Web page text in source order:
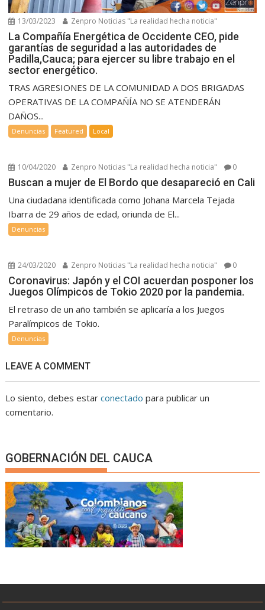
13/03/2023 Zenpro Noticias "La realidad hecha noticia"
La Compañía Energética de Occidente CEO, pide
garantías de seguridad a las autoridades de
Padilla,Cauca; para ejercer su libre trabajo en el
sector energético.
TRAS AGRESIONES DE LA COMUNIDAD A DOS BRIGADAS
OPERATIVAS DE LA COMPAÑÍA NO SE ATENDERÁN
DAÑOS...
Denuncias Featured Local
10/04/2020 Zenpro Noticias "La realidad hecha noticia" 0
Buscan a mujer de El Bordo que desapareció en Cali
Una ciudadana identificada como Johana Marcela Tejada
Ibarra de 29 años de edad, oriunda de El...
Denuncias
24/03/2020 Zenpro Noticias "La realidad hecha noticia" 0
Coronavirus: Japón y el COI acuerdan posponer los
Juegos Olímpicos de Tokio 2020 por la pandemia.
El retraso de un año también se aplicaría a los Juegos
Paralímpicos de Tokio.
Denuncias
LEAVE A COMMENT
Lo siento, debes estarconectado para publicar un
comentario.
GOBERNACIÓN DEL CAUCA